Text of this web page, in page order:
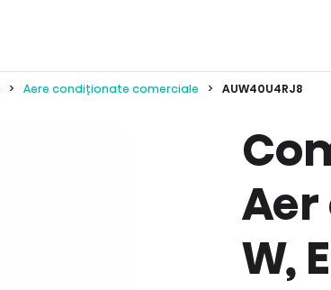
Aere condiționate comerciale AUW40U4RJ8
W,